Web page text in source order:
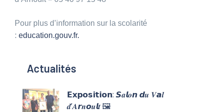
Pour plus d’information sur la scolarité
: education.gouv.fr.
Actualités
𝗘𝘅𝗽𝗼𝘀𝗶𝘁𝗶𝗼𝗻: 𝙎𝒂𝙡𝒐𝙣 𝙙𝒖 𝑽𝙖𝒍
𝒅’𝑨𝙧𝒏𝙤𝒖𝙡𝒕 🖼️